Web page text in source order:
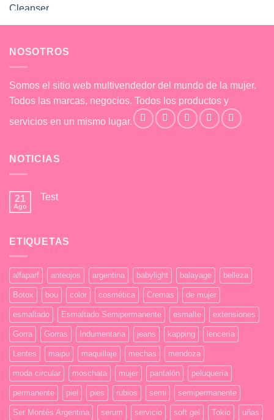
NOSOTROS
Somos el sitio web multivendedor del mundo de la mujer.
Todos las marcas, negocios. Todos los productos y
servicios en un mismo lugar.
NOTICIAS
21
Ago
Test
Test
ETIQUETAS
alfaparf anteojos argentina babylight balayage belleza
Botox bou color cosmética Cremas de mujer
esmaltado Esmaltado Semipermanente esmalte extensiones
Gorra Gorras Indumentaria jeans kapping lencería
Lentes maipu maquillaje mechas mendoza
moda circular moschata mujer pantalón peluquería
permanente piel pies rubios semi semipermanente
Ser Montés Argentina serum servicio soft gel Tokio uñas